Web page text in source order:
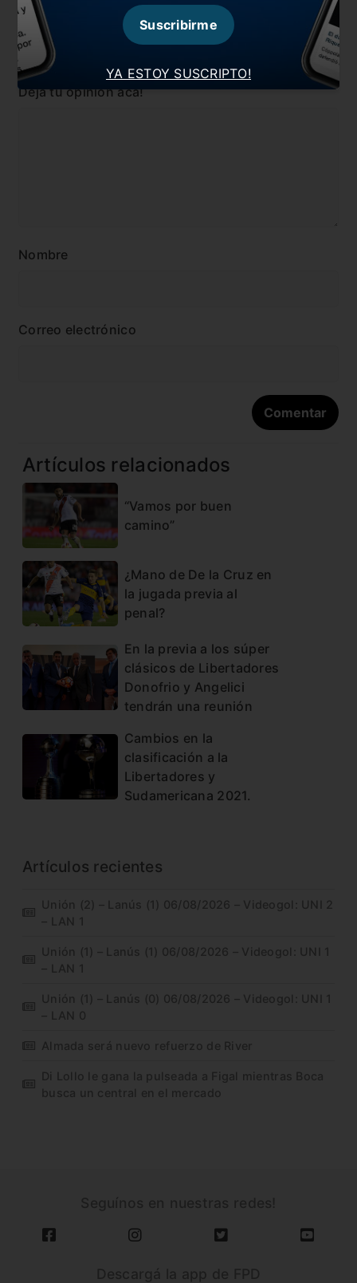
#River #TAS
Comentarios
Dejá tu opinión acá!
Nombre
Correo electrónico
Artículos relacionados
“Vamos por buen
camino”
¿Mano de De la Cruz en
la jugada previa al
penal?
En la previa a los súper
clásicos de Libertadores
Donofrio y Angelici
tendrán una reunión
Cambios en la
clasificación a la
Libertadores y
Sudamericana 2021.
Artículos recientes
Unión (2) – Lanús (1) 06/08/2026 – Videogol: UNI 2
– LAN 1
Unión (1) – Lanús (1) 06/08/2026 – Videogol: UNI 1
– LAN 1
Unión (1) – Lanús (0) 06/08/2026 – Videogol: UNI 1
– LAN 0
Almada será nuevo refuerzo de River
Di Lollo le gana la pulseada a Figal mientras Boca
busca un central en el mercado
YA ESTOY SUSCRIPTO!
Suscribirme